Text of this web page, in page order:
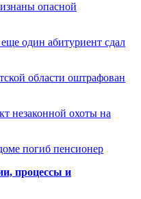
опасной
один абитуриент сдал
области оштрафован
незаконной охоты на
погиб пенсионер
процессы и